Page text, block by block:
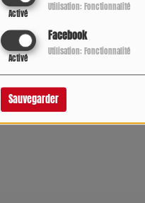
Activé
Utilisation: Fonctionnalité
Facebook
Activé
Utilisation: Fonctionnalité
Sauvegarder